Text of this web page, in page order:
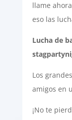
llame
eso las
Lucha de
Los
amigos en
¡No te